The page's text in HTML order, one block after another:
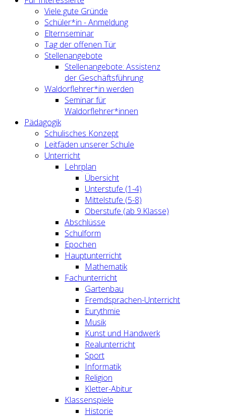
Viele gute Gründe
Schüler*in - Anmeldung
Elternseminar
Tag der offenen Tür
Stellenangebote
Stellenangebote: Assistenz
der Geschäftsführung
Waldorflehrer*in werden
Seminar für
Waldorflehrer*innen
Pädagogik
Schulisches Konzept
Leitfäden unserer Schule
Unterricht
Lehrplan
Übersicht
Unterstufe (1-4)
Mittelstufe (5-8)
Oberstufe (ab 9.Klasse)
Abschlüsse
Schulform
Epochen
Hauptunterricht
Mathematik
Fachunterricht
Gartenbau
Fremdsprachen-Unterricht
Eurythmie
Musik
Kunst und Handwerk
Realunterricht
Sport
Informatik
Religion
Kletter-Abitur
Klassenspiele
Historie